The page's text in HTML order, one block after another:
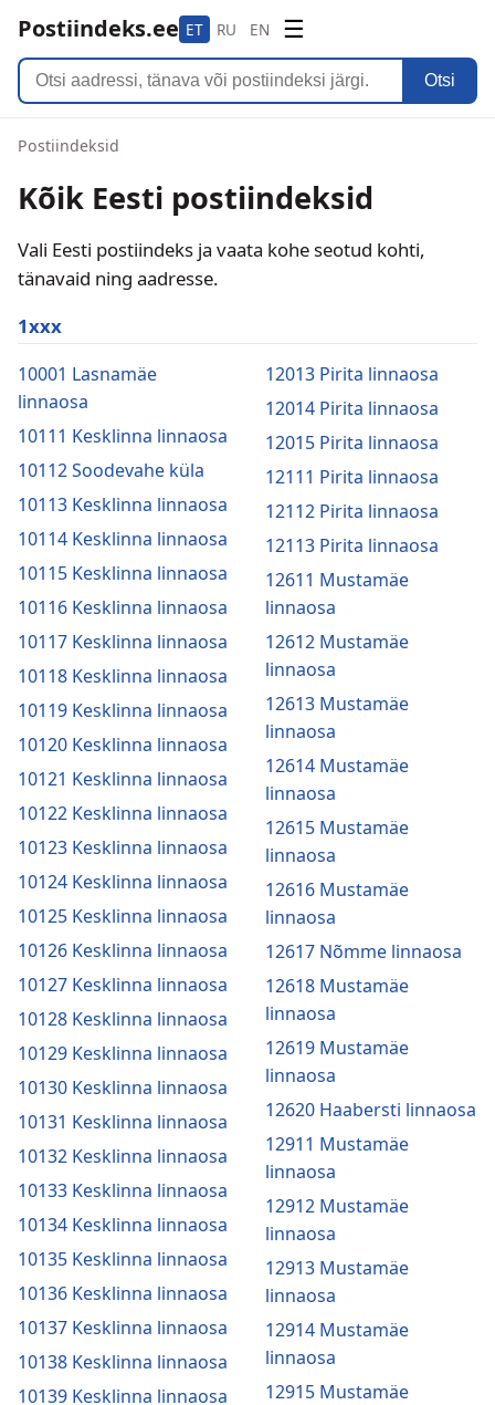
Postiindeks.ee ET RU EN ☰
Otsi
Postiindeksid
Kõik Eesti postiindeksid
Vali Eesti postiindeks ja vaata kohe seotud kohti,
tänavaid ning aadresse.
1xxx
10001 Lasnamäe
linnaosa
10111 Kesklinna linnaosa
10112 Soodevahe küla
10113 Kesklinna linnaosa
10114 Kesklinna linnaosa
10115 Kesklinna linnaosa
10116 Kesklinna linnaosa
10117 Kesklinna linnaosa
10118 Kesklinna linnaosa
10119 Kesklinna linnaosa
10120 Kesklinna linnaosa
10121 Kesklinna linnaosa
10122 Kesklinna linnaosa
10123 Kesklinna linnaosa
10124 Kesklinna linnaosa
10125 Kesklinna linnaosa
10126 Kesklinna linnaosa
10127 Kesklinna linnaosa
10128 Kesklinna linnaosa
10129 Kesklinna linnaosa
10130 Kesklinna linnaosa
10131 Kesklinna linnaosa
10132 Kesklinna linnaosa
10133 Kesklinna linnaosa
10134 Kesklinna linnaosa
10135 Kesklinna linnaosa
10136 Kesklinna linnaosa
10137 Kesklinna linnaosa
10138 Kesklinna linnaosa
10139 Kesklinna linnaosa
12013 Pirita linnaosa
12014 Pirita linnaosa
12015 Pirita linnaosa
12111 Pirita linnaosa
12112 Pirita linnaosa
12113 Pirita linnaosa
12611 Mustamäe
linnaosa
12612 Mustamäe
linnaosa
12613 Mustamäe
linnaosa
12614 Mustamäe
linnaosa
12615 Mustamäe
linnaosa
12616 Mustamäe
linnaosa
12617 Nõmme linnaosa
12618 Mustamäe
linnaosa
12619 Mustamäe
linnaosa
12620 Haabersti linnaosa
12911 Mustamäe
linnaosa
12912 Mustamäe
linnaosa
12913 Mustamäe
linnaosa
12914 Mustamäe
linnaosa
12915 Mustamäe